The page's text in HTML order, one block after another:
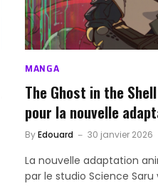
MANGA
The Ghost in the
pour la nouvelle
ByEdouard 30 janvier 2026
La nouvelle adaptation
par le studio Science